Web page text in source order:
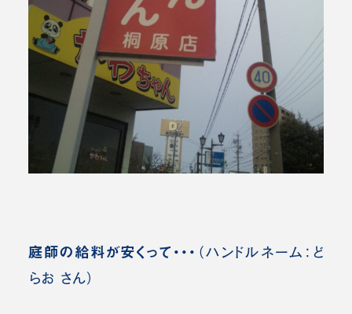
庭師の給料が安くって・・・ （ハンドルネーム：ど
らお さん）